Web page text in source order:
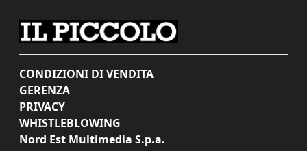
CONDIZIONI DI VENDITA
GERENZA
PRIVACY
WHISTLEBLOWING
Nord Est Multimedia S.p.a.